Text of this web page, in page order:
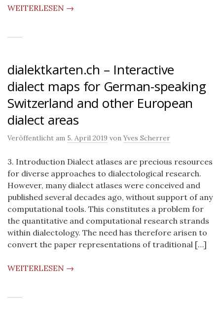
WEITERLESEN →
dialektkarten.ch – Interactive
dialect maps for German-speaking
Switzerland and other European
dialect areas
Veröffentlicht am 5. April 2019 vonYves Scherrer
3. Introduction Dialect atlases are precious resources
for diverse approaches to dialectological research.
However, many dialect atlases were conceived and
published several decades ago, without support of any
computational tools. This constitutes a problem for
the quantitative and computational research strands
within dialectology. The need has therefore arisen to
convert the paper representations of traditional […]
WEITERLESEN →